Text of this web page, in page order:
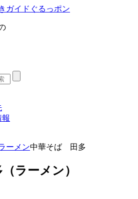
ガイドぐるっポン
ーメン中華そば 田多
（ラーメン）